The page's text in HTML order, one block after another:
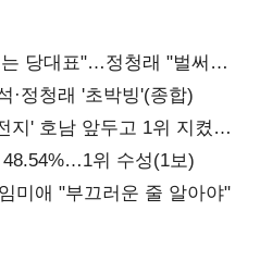
당대표"…정청래 "벌써
·정청래 '초박빙'(종합)
지' 호남 앞두고 1위 지켰다
48.54%…1위 수성(1보)
미애 "부끄러운 줄 알아야"